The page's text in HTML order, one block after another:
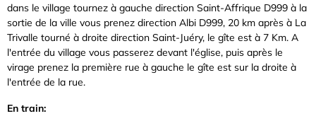
dans le village tournez à gauche direction Saint-Affrique D999 à la
sortie de la ville vous prenez direction Albi D999, 20 km après à La
Trivalle tourné à droite direction Saint-Juéry, le gîte est à 7 Km. A
l'entrée du village vous passerez devant l'église, puis après le
virage prenez la première rue à gauche le gîte est sur la droite à
l'entrée de la rue.
En train: